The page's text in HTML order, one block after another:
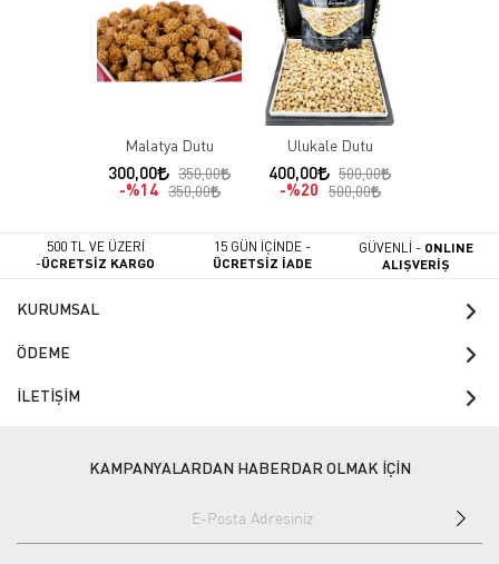
Malatya Dutu
300,00
350,00
%14 350,00
Ulukale Dutu
400,00
500,00
%20 500,00
500 TL VE ÜZERİ
-ÜCRETSİZ KARGO
15 GÜN İÇİNDE -
ÜCRETSİZ İADE
GÜVENLİ - ONLINE
ALIŞVERİŞ
KURUMSAL
ÖDEME
İLETİŞİM
KAMPANYALARDAN HABERDAR OLMAK İÇİN